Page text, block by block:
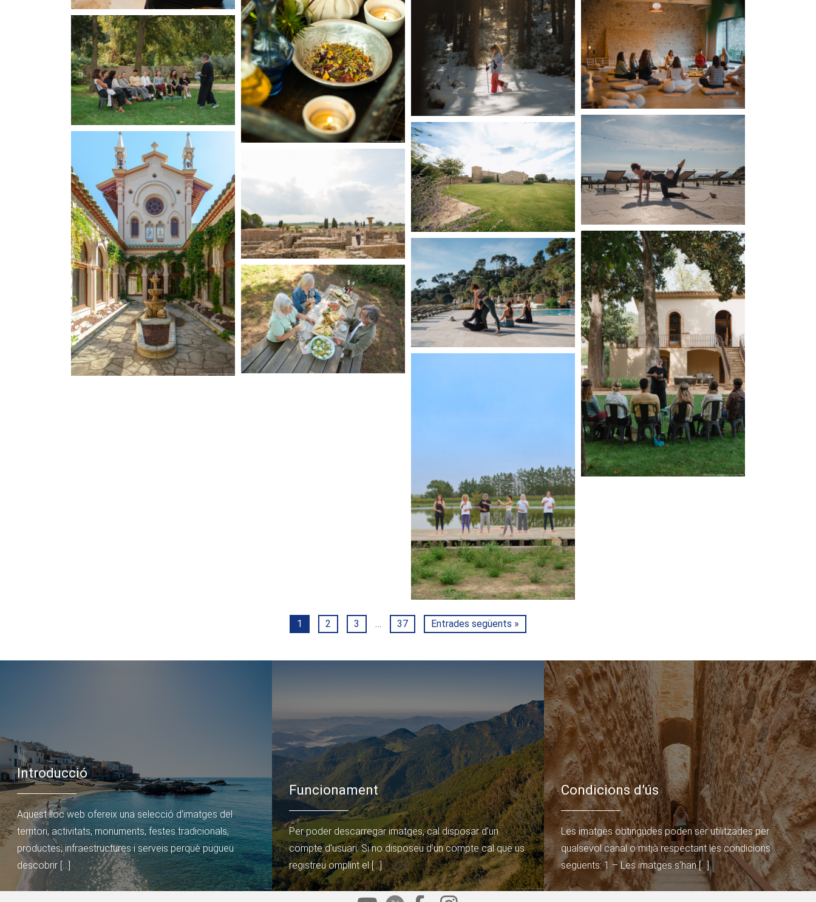
1 2 3 … 37 Entrades següents »
Introducció
Aquest lloc web ofereix una selecció d’imatges del
territori, activitats, monuments, festes tradicionals,
productes, infraestructures i serveis perquè pugueu
descobrir […]
Funcionament
Per poder descarregar imatges, cal disposar d’un
compte d’usuari. Si no disposeu d’un compte cal que us
registreu omplint el […]
Condicions d’ús
Les imatges obtingudes poden ser utilitzades per
qualsevol canal o mitjà respectant les condicions
següents: 1 – Les imatges s’han […]